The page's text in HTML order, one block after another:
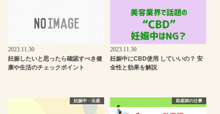
2023.11.30
妊娠したいと思ったら確認すべき健
康や生活のチェックポイント
2023.11.30
妊娠中にCBD使用 していいの？ 安
全性と効果を解説
妊娠中・出産 助産師の仕事